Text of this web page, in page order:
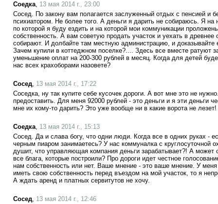
Соедка, 13 мая 2014 г., 23:00
Сосед. По закону вам полагается заслуженный отдых с пенсией и
психиатором. Не более того. А деньги я дарить не собираюсь. Я на
по которой я буду ездить и на которой мои коммуникации
собственность. А вам советую продать участок и уехать в древнее
собирают. И долбайте там местную администрацию, и
Зачем купили в коттеджном поселке?.... Здесь все вместе ратуют
уменьшение оплат на 200-300 рублей в месяц. Когда для детей
нас всех крахоборами назовете?
Сосед, 13 мая 2014 г., 17:22
Соседка, ну так купите себе кусочек дороги. А вот мне это не
предоставить. Для меня 92000 рублей - это деньги и я эти деньги
мне их кому-то дарить? Это уже вообще ни в какие ворота не лезет!
Соедка, 13 мая 2014 г., 15:13
Сосед. Да и слава богу, что одни люди. Когда все в одних руках -
черным пиаром занимаетесь? У нас коммуналка с круглосуточной
душит, что управляющая компания деньги зарабатывает?! А
все блага, которые построили? Про дороги идет честное
нам собственность или нет. Ваше мнение - это ваше мнение. У
иметь свою собственность перед въездом на мой участок, то я
А ждать аренд и платных сервитутов не хочу.
Сосед, 13 мая 2014 г., 12:46